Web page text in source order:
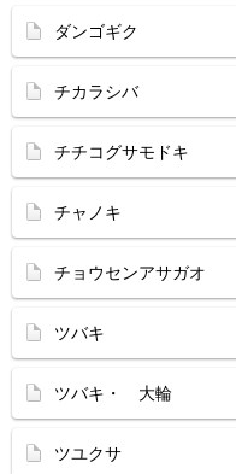
ダンゴギク
チカラシバ
チチコグサモドキ
チャノキ
チョウセンアサガオ
ツバキ
ツバキ・ 大輪
ツユクサ